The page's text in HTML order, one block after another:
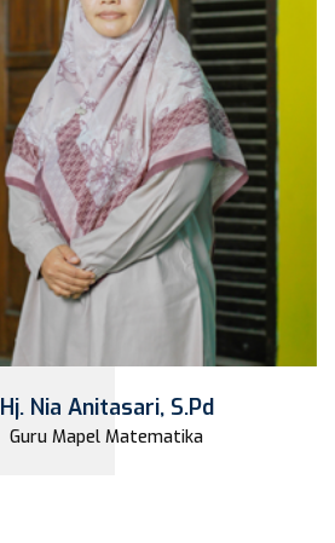
Hj. Nia Anitasari, S.Pd
Guru Mapel Matematika